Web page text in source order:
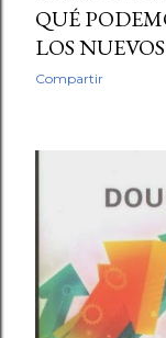
QUÉ
LOS
Compartir